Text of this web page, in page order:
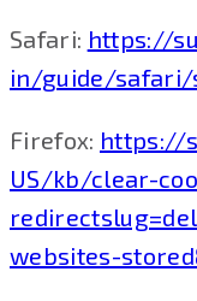
Safari: https://
in/guide/safari/
Firefox: https://
US/kb/clear-
websites-